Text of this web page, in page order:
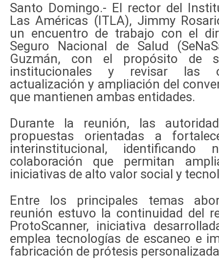
Santo Domingo.- El rector del
Las Américas (ITLA), Jimmy
un encuentro de trabajo con el
Seguro Nacional de Salud
Guzmán, con el propósito de
institucionales y revisar las
actualización y ampliación del
que mantienen ambas entidades.
Durante la reunión, las
propuestas orientadas a
interinstitucional, identificando
colaboración que permitan
iniciativas de alto valor social y
Entre los principales temas
reunión estuvo la continuidad del
ProtoScanner, iniciativa
emplea tecnologías de escaneo e
fabricación de prótesis